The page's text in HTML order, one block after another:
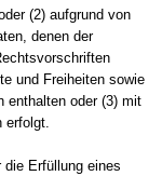
(2) aufgrund von
denen der
und Freiheiten sowie
enthalten oder (3) mit
Erfüllung eines